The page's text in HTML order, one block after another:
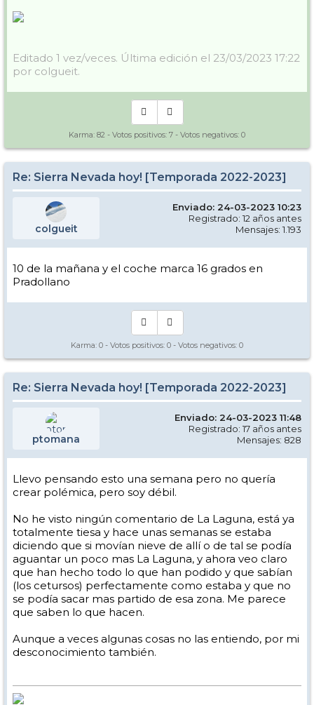
Editado 1 vez/veces. Última edición el 23/03/2023 17:22
por colgueit.
Karma: 82 - Votos positivos: 7 - Votos negativos: 0
Re: Sierra Nevada hoy! [Temporada 2022-2023]
colgueit
Enviado: 24-03-2023 10:23
Registrado: 12 años antes
Mensajes: 1.193
10 de la mañana y el coche marca 16 grados en
Pradollano
Karma: 0 - Votos positivos: 0 - Votos negativos: 0
Re: Sierra Nevada hoy! [Temporada 2022-2023]
ptomana
Enviado: 24-03-2023 11:48
Registrado: 17 años antes
Mensajes: 828
Llevo pensando esto una semana pero no quería
crear polémica, pero soy débil.
No he visto ningún comentario de La Laguna, está ya
totalmente tiesa y hace unas semanas se estaba
diciendo que si movían nieve de allí o de tal se podía
aguantar un poco mas La Laguna, y ahora veo claro
que han hecho todo lo que han podido y que sabían
(los cetursos) perfectamente como estaba y que no
se podía sacar mas partido de esa zona. Me parece
que saben lo que hacen.
Aunque a veces algunas cosas no las entiendo, por mi
desconocimiento también.